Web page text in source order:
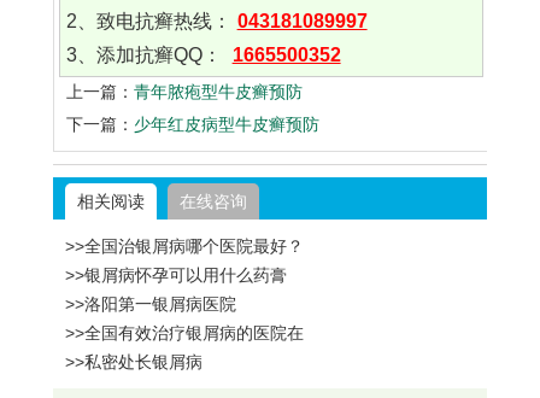
2、致电抗癣热线：
043181089997
3、添加抗癣QQ：
1665500352
上一篇： 青年脓疱型牛皮癣预防
下一篇： 少年红皮病型牛皮癣预防
相关阅读 在线咨询
>>全国治银屑病哪个医院最好？
>>银屑病怀孕可以用什么药膏
>>洛阳第一银屑病医院
>>全国有效治疗银屑病的医院在
>>私密处长银屑病